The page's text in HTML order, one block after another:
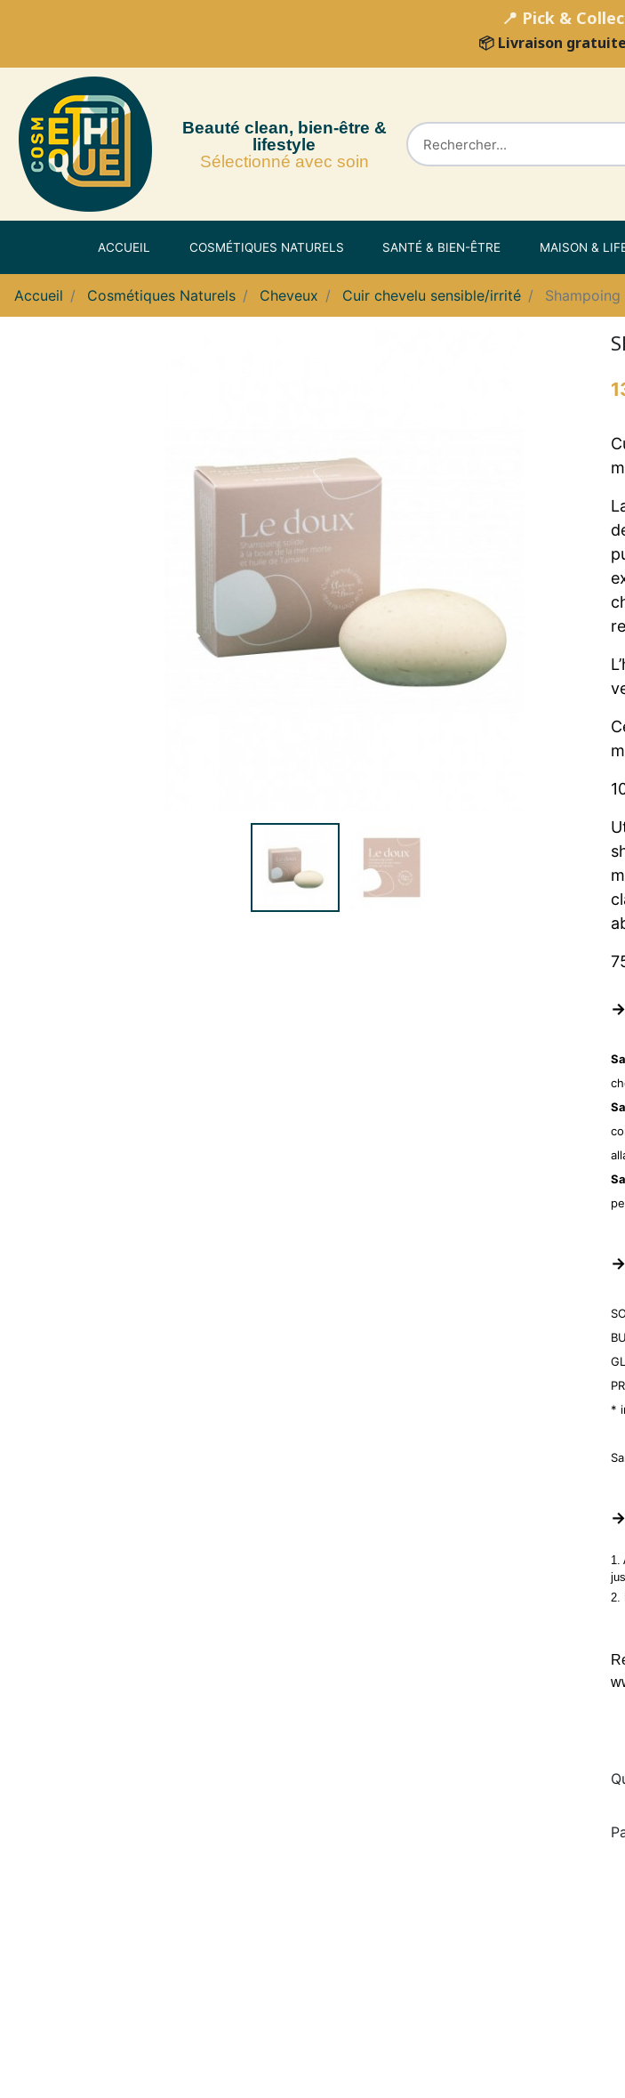
📍 Pick &
📦 Livraison gratuite
Beauté clean, bien-être &
lifestyle
Sélectionné avec soin
ACCUEIL COSMÉTIQUES NATURELS SANTÉ & BIEN-ÊTRE MAISON &
Accueil Cosmétiques Naturels Cheveux Cuir chevelu sensible/irrité
-
-
*
-
1.
2.